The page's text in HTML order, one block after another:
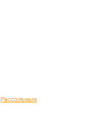
Рассольные